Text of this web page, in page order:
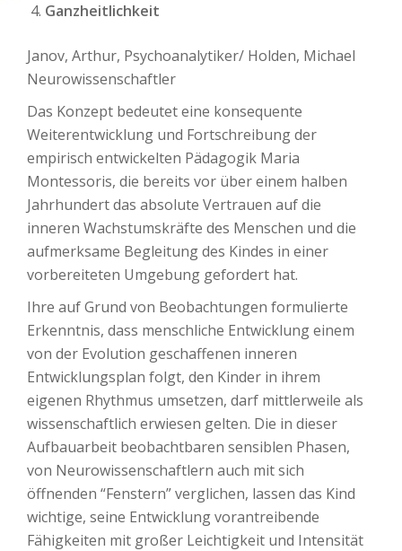
Ganzheitlichkeit
Janov, Arthur, Psychoanalytiker/ Holden, Michael
Neurowissenschaftler
Das Konzept bedeutet eine konsequente
Weiterentwicklung und Fortschreibung der
empirisch entwickelten Pädagogik Maria
Montessoris, die bereits vor über einem halben
Jahrhundert das absolute Vertrauen auf die
inneren Wachstumskräfte des Menschen und die
aufmerksame Begleitung des Kindes in einer
vorbereiteten Umgebung gefordert hat.
Ihre auf Grund von Beobachtungen formulierte
Erkenntnis, dass menschliche Entwicklung einem
von der Evolution geschaffenen inneren
Entwicklungsplan folgt, den Kinder in ihrem
eigenen Rhythmus umsetzen, darf mittlerweile als
wissenschaftlich erwiesen gelten. Die in dieser
Aufbauarbeit beobachtbaren sensiblen Phasen,
von Neurowissenschaftlern auch mit sich
öffnenden “Fenstern” verglichen, lassen das Kind
wichtige, seine Entwicklung vorantreibende
Fähigkeiten mit großer Leichtigkeit und Intensität